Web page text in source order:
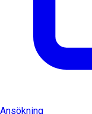
Ansökning